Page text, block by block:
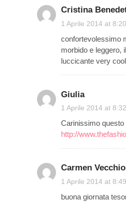
Cristina
1 Aprile 2014 at 8:20
confortevolessimo
morbido e leggero,
luccicante very cool
Giulia
1 Aprile 2014 at 8:32
Carinissimo questo
http://
Carmen Vecchio
1 Aprile 2014 at 8:49
buona giornata